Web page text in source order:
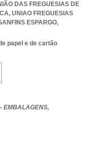
DAS FREGUESIAS DE
, UNIAO FREGUESIAS
ESPARGO,
papel e de cartão
EMBALAGENS,